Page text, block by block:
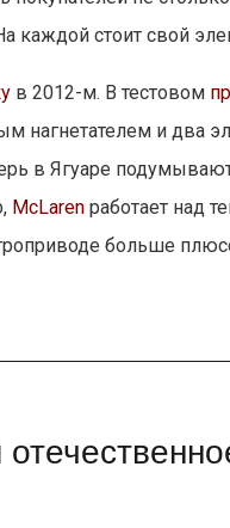
каждой стоит свой
в 2012-м. В тестовом
нагнетателем и два
в Ягуаре
McLaren работает над
больше